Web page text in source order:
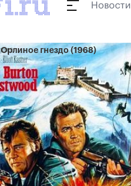
Новости
Орлиное гнездо (1968)